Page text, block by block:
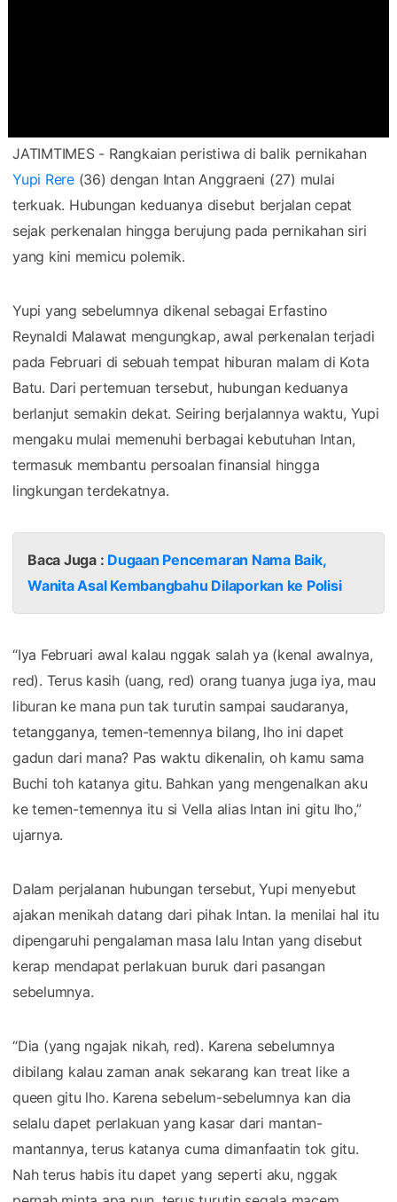
JATIMTIMES - Rangkaian peristiwa di balik pernikahan
Yupi Rere(36) dengan Intan Anggraeni (27) mulai
terkuak. Hubungan keduanya disebut berjalan cepat
sejak perkenalan hingga berujung pada pernikahan siri
yang kini memicu polemik.
Yupi yang sebelumnya dikenal sebagai Erfastino
Reynaldi Malawat mengungkap, awal perkenalan terjadi
pada Februari di sebuah tempat hiburan malam di Kota
Batu. Dari pertemuan tersebut, hubungan keduanya
berlanjut semakin dekat. Seiring berjalannya waktu, Yupi
mengaku mulai memenuhi berbagai kebutuhan Intan,
termasuk membantu persoalan finansial hingga
lingkungan terdekatnya.
Baca Juga : Dugaan Pencemaran Nama Baik,
Wanita Asal Kembangbahu Dilaporkan ke Polisi
“Iya Februari awal kalau nggak salah ya (kenal awalnya,
red). Terus kasih (uang, red) orang tuanya juga iya, mau
liburan ke mana pun tak turutin sampai saudaranya,
tetangganya, temen-temennya bilang, lho ini dapet
gadun dari mana? Pas waktu dikenalin, oh kamu sama
Buchi toh katanya gitu. Bahkan yang mengenalkan aku
ke temen-temennya itu si Vella alias Intan ini gitu lho,”
ujarnya.
Dalam perjalanan hubungan tersebut, Yupi menyebut
ajakan menikah datang dari pihak Intan. Ia menilai hal itu
dipengaruhi pengalaman masa lalu Intan yang disebut
kerap mendapat perlakuan buruk dari pasangan
sebelumnya.
“Dia (yang ngajak nikah, red). Karena sebelumnya
dibilang kalau zaman anak sekarang kan treat like a
queen gitu lho. Karena sebelum-sebelumnya kan dia
selalu dapet perlakuan yang kasar dari mantan-
mantannya, terus katanya cuma dimanfaatin tok gitu.
Nah terus habis itu dapet yang seperti aku, nggak